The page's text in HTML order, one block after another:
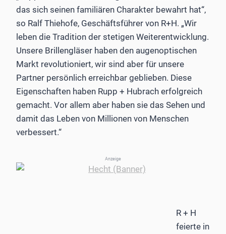
das sich seinen familiären Charakter bewahrt hat“,
so Ralf Thiehofe, Geschäftsführer von R+H. „Wir
leben die Tradition der stetigen Weiterentwicklung.
Unsere Brillengläser haben den augenoptischen
Markt revolutioniert, wir sind aber für unsere
Partner persönlich erreichbar geblieben. Diese
Eigenschaften haben Rupp + Hubrach erfolgreich
gemacht. Vor allem aber haben sie das Sehen und
damit das Leben von Millionen von Menschen
verbessert.“
Anzeige
R + H
feierte in